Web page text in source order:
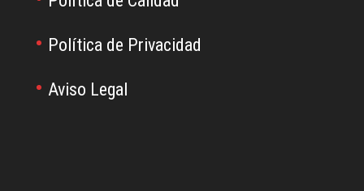
Política de Privacidad
Aviso Legal